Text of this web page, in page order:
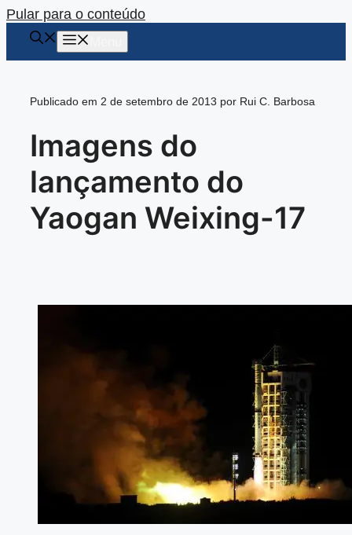
Pular para o conteúdo
Publicado em 2 de setembro de 2013 por Rui C. Barbosa
Imagens do
lançamento do
Yaogan Weixing-17